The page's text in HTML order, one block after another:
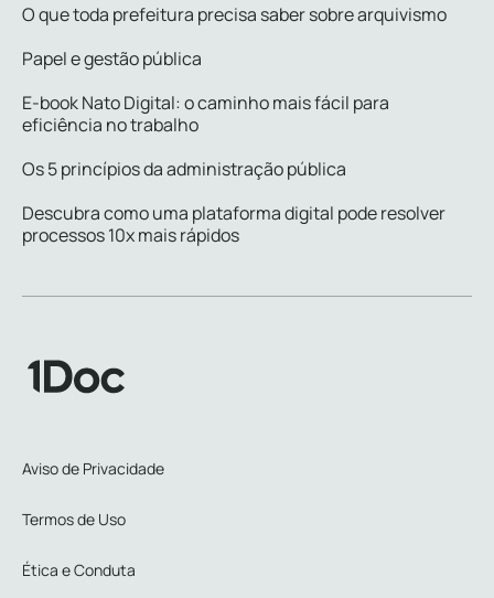
O que toda prefeitura precisa saber sobre arquivismo
Papel e gestão pública
E-book Nato Digital: o caminho mais fácil para
eficiência no trabalho
Os 5 princípios da administração pública
Descubra como uma plataforma digital pode resolver
processos 10x mais rápidos
Aviso de Privacidade
Termos de Uso
Ética e Conduta